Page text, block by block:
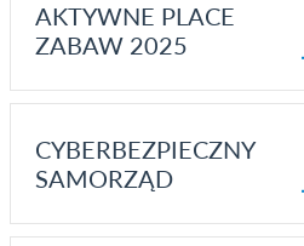
AKTYWNE PLACE
ZABAW 2025
CYBERBEZPIECZNY
SAMORZĄD